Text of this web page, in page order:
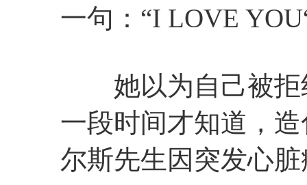
一句：“I LOVE
她以为自己被拒
一段时间才知道，
尔斯先生因突发心